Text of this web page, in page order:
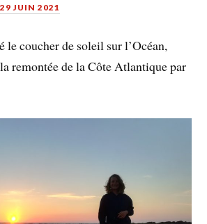
29 JUIN 2021
le coucher de soleil sur l’Océan,
remontée de la Côte Atlantique par